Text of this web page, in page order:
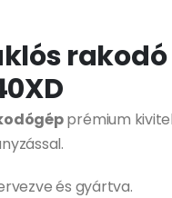
rakodó
prémium
és gyártva.